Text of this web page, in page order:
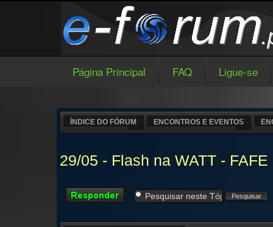
Página Principal FAQ Ligue-se
ÍNDICE DO FÓRUM ENCONTROS E EVENTOS
29/05 - Flash na WATT - FAFE
Responder